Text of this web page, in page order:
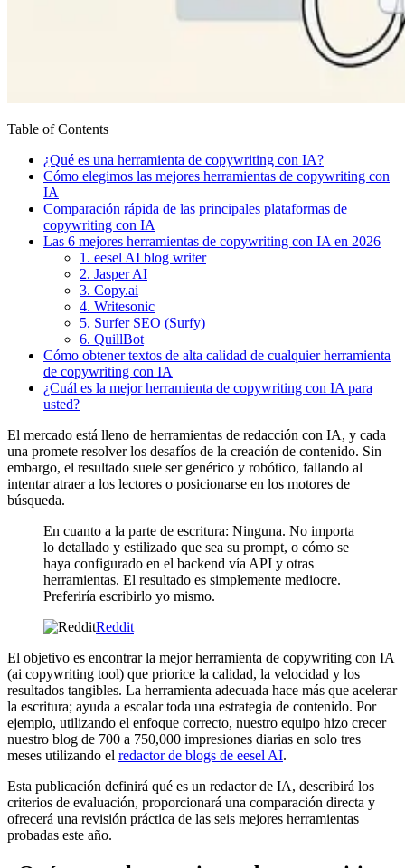
Table of Contents
¿Qué es una herramienta de copywriting con IA?
Cómo elegimos las mejores herramientas de copywriting con
IA
Comparación rápida de las principales plataformas de
copywriting con IA
Las 6 mejores herramientas de copywriting con IA en 2026
1. eesel AI blog writer
2. Jasper AI
3. Copy.ai
4. Writesonic
5. Surfer SEO (Surfy)
6. QuillBot
Cómo obtener textos de alta calidad de cualquier herramienta
de copywriting con IA
¿Cuál es la mejor herramienta de copywriting con IA para
usted?
El mercado está lleno de herramientas de redacción con IA, y cada
una promete resolver los desafíos de la creación de contenido. Sin
embargo, el resultado suele ser genérico y robótico, fallando al
intentar atraer a los lectores o posicionarse en los motores de
búsqueda.
En cuanto a la parte de escritura: Ninguna. No importa
lo detallado y estilizado que sea su prompt, o cómo se
haya configurado en el backend vía API y otras
herramientas. El resultado es simplemente mediocre.
Preferiría escribirlo yo mismo.
Reddit
El objetivo es encontrar la mejor herramienta de copywriting con IA
(ai copywriting tool) que priorice la calidad, la velocidad y los
resultados tangibles. La herramienta adecuada hace más que acelerar
la escritura; ayuda a escalar toda una estrategia de contenido. Por
ejemplo, utilizando el enfoque correcto, nuestro equipo hizo crecer
nuestro blog de 700 a 750,000 impresiones diarias en solo tres
meses utilizando el redactor de blogs de eesel AI.
Esta publicación definirá qué es un redactor de IA, describirá los
criterios de evaluación, proporcionará una comparación directa y
ofrecerá una revisión práctica de las seis mejores herramientas
probadas este año.